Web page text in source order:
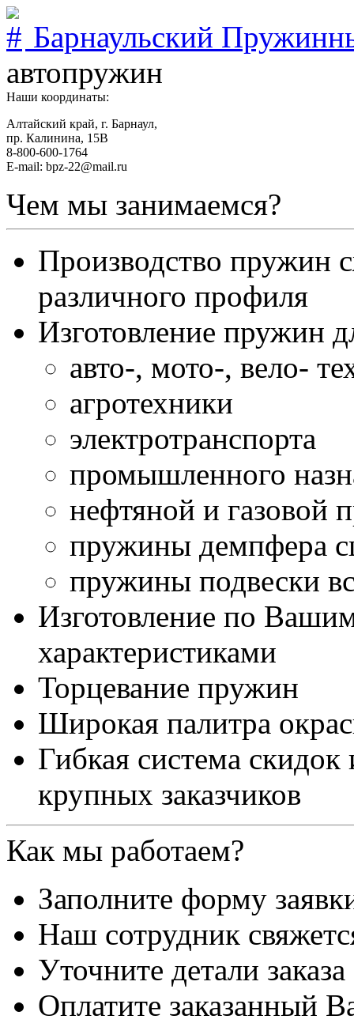
Барнаульский
автопружин
Наши координаты:
Алтайский край, г. Барнаул,
пр. Калинина, 15В
8-800-600-1764
E-mail: bpz-22@mail.ru
Чем мы занимаемся?
Производство пружин
различного профиля
Изготовление пружин
авто-, мото-, вело-
агротехники
электротранспорта
промышленного
нефтяной и газовой
пружины демпфера
пружины подвески
Изготовление по
характеристиками
Торцевание пружин
Широкая палитра
Гибкая система
крупных заказчиков
Как мы работаем?
Заполните форму
Наш сотрудник
Уточните детали заказа
Оплатите заказанный